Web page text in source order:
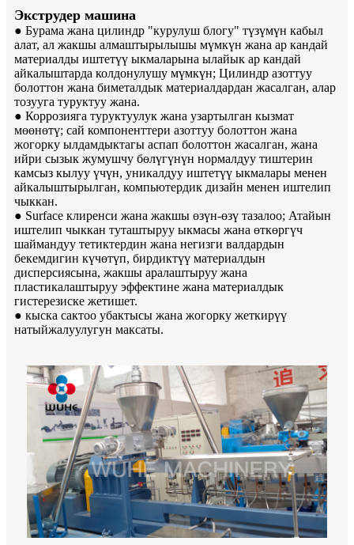
Экструдер машина
● Бурама жана цилиндр "курулуш блогу" түзүмүн кабыл
алат, ал жакшы алмаштырылышы мүмкүн жана ар кандай
материалды иштетүү ыкмаларына ылайык ар кандай
айкалыштарда колдонулушу мүмкүн; Цилиндр азоттуу
болоттон жана биметалдык материалдардан жасалган, алар
тозууга туруктуу жана.
● Коррозияга туруктуулук жана узартылган кызмат
мөөнөтү; сай компоненттери азоттуу болоттон жана
жогорку ылдамдыктагы аспап болоттон жасалган, жана
ийри сызык жумушчу бөлүгүнүн нормалдуу тиштерин
камсыз кылуу үчүн, уникалдуу иштетүү ыкмалары менен
айкалыштырылган, компьютердик дизайн менен иштелип
чыккан.
● Surface клиренси жана жакшы өзүн-өзү тазалоо; Атайын
иштелип чыккан туташтыруу ыкмасы жана өткөргүч
шаймандуу тетиктердин жана негизги валдардын
бекемдигин күчөтүп, бирдиктүү материалдын
дисперсиясына, жакшы аралаштыруу жана
пластикалаштыруу эффектине жана материалдык
гистерезиске жетишет.
● кыска сактоо убактысы жана жогорку жеткирүү
натыйжалуулугун максаты.